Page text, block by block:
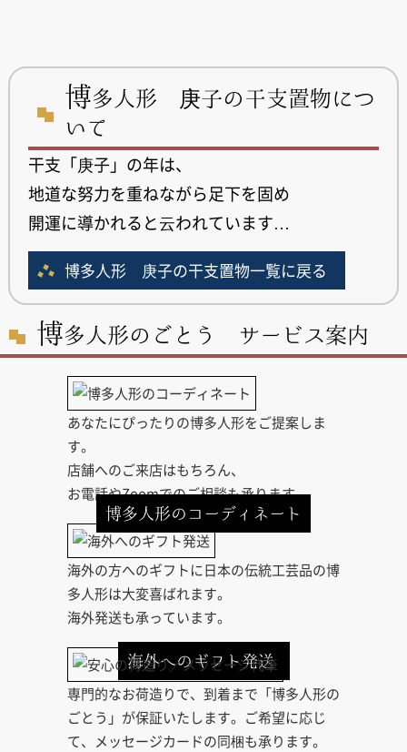
博多人形 庚子の干支置物につ
いて
干支「庚子」の年は、
地道な努力を重ねながら足下を固め
開運に導かれると云われています…
博多人形 庚子の干支置物一覧に戻る
博多人形のごとう サービス案内
博多人形のコーディネート
あなたにぴったりの博多人形をご提案しま
す。
店舗へのご来店はもちろん、
お電話やZoomでのご相談も承ります。
海外へのギフト発送
海外の方へのギフトに日本の伝統工芸品の博
多人形は大変喜ばれます。
海外発送も承っています。
専門的なお荷造りで、到着まで「博多人形の
ごとう」が保証いたします。ご希望に応じ
て、メッセージカードの同梱も承ります。